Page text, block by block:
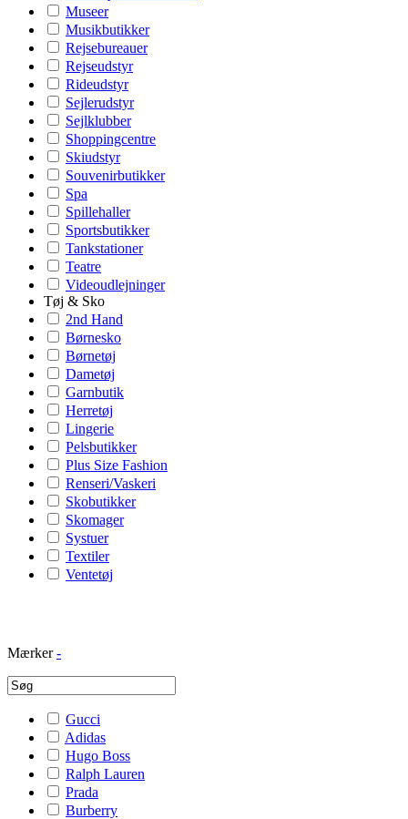
Museer
Musikbutikker
Rejsebureauer
Rejseudstyr
Rideudstyr
Sejlerudstyr
Sejlklubber
Shoppingcentre
Skiudstyr
Souvenirbutikker
Spa
Spillehaller
Sportsbutikker
Tankstationer
Teatre
Videoudlejninger
Tøj & Sko
2nd Hand
Børnesko
Børnetøj
Dametøj
Garnbutik
Herretøj
Lingerie
Pelsbutikker
Plus Size Fashion
Renseri/Vaskeri
Skobutikker
Skomager
Systuer
Textiler
Ventetøj
Mærker -
Gucci
Adidas
Hugo Boss
Ralph Lauren
Prada
Burberry